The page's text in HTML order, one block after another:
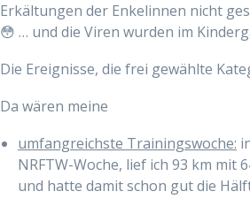
Erkältungen der Enkelinnen nicht
😳 … und die Viren wurden im
Die Ereignisse, die frei gewählte
Da wären meine
umfangreichste Trainingswoche:
NRFTW-Woche, lief ich 93 km mit
und hatte damit schon gut die